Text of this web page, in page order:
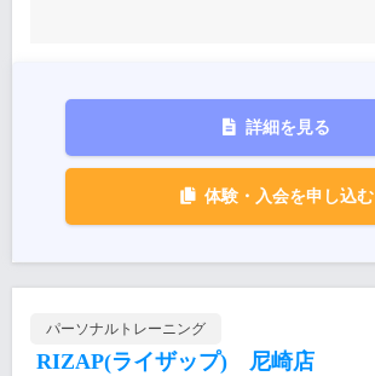
詳細を見る
体験・入会を申し込む
パーソナルトレーニング
RIZAP(ライザップ) 尼崎店